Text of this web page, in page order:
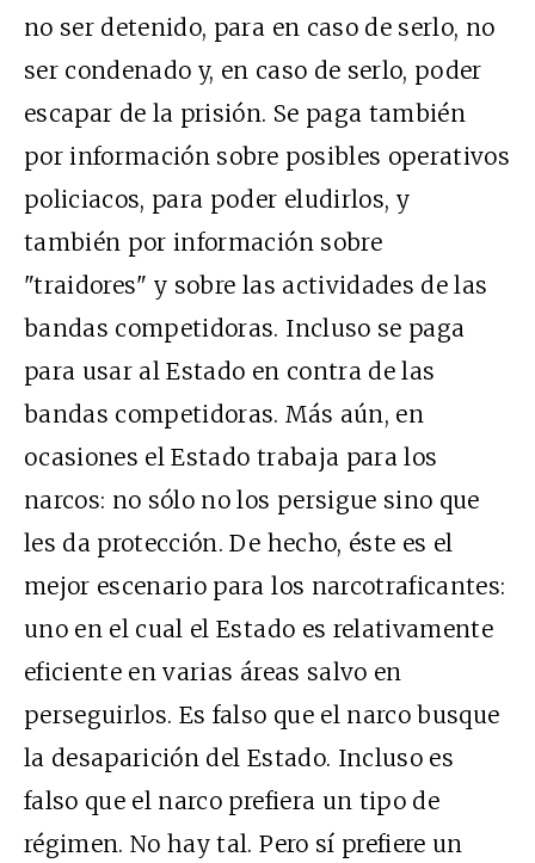
no ser detenido, para en caso de serlo, no
ser condenado y, en caso de serlo, poder
escapar de la prisión. Se paga también
por información sobre posibles operativos
policiacos, para poder eludirlos, y
también por información sobre
"traidores" y sobre las actividades de las
bandas competidoras. Incluso se paga
para usar al Estado en contra de las
bandas competidoras. Más aún, en
ocasiones el Estado trabaja para los
narcos: no sólo no los persigue sino que
les da protección. De hecho, éste es el
mejor escenario para los narcotraficantes:
uno en el cual el Estado es relativamente
eficiente en varias áreas salvo en
perseguirlos. Es falso que el narco busque
la desaparición del Estado. Incluso es
falso que el narco prefiera un tipo de
régimen. No hay tal. Pero sí prefiere un